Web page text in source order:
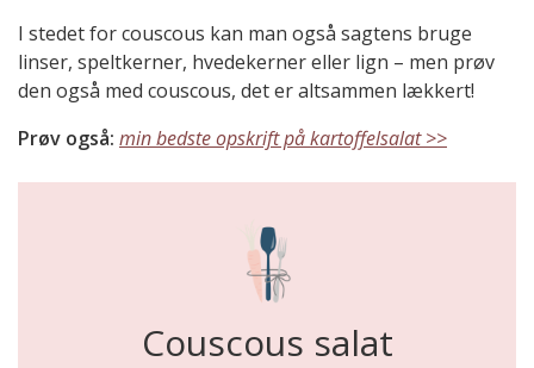
I stedet for couscous kan man også sagtens bruge
linser, speltkerner, hvedekerner eller lign – men prøv
den også med couscous, det er altsammen lækkert!
Prøv også: min bedste opskrift på kartoffelsalat >>
Couscous salat